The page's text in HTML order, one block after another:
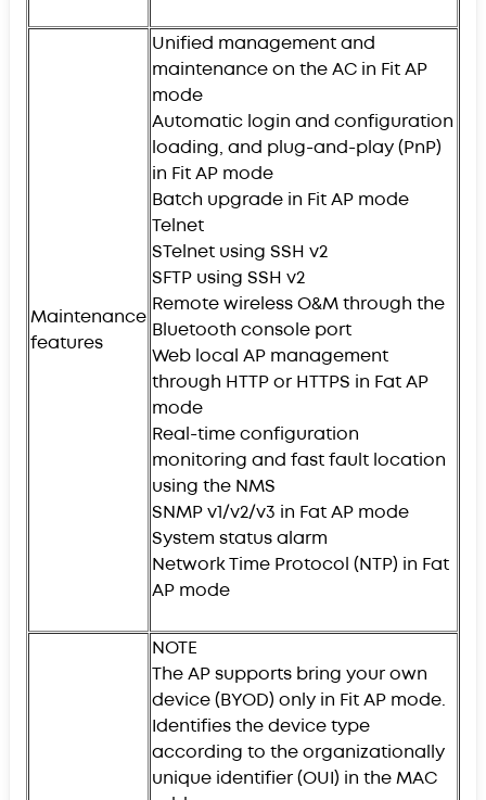
Maintenance
features
Unified management and
maintenance on the AC in Fit AP
mode
Automatic login and configuration
loading, and plug-and-play (PnP)
in Fit AP mode
Batch upgrade in Fit AP mode
Telnet
STelnet using SSH v2
SFTP using SSH v2
Remote wireless O&M through the
Bluetooth console port
Web local AP management
through HTTP or HTTPS in Fat AP
mode
Real-time configuration
monitoring and fast fault location
using the NMS
SNMP v1/v2/v3 in Fat AP mode
System status alarm
Network Time Protocol (NTP) in Fat
AP mode
NOTE
The AP supports bring your own
device (BYOD) only in Fit AP mode.
Identifies the device type
according to the organizationally
unique identifier (OUI) in the MAC